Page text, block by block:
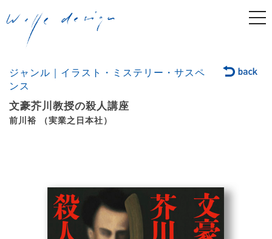
ジャンル｜イラスト・ミステリー・サスペ
ンス
文豪芥川教授の殺人講座
前川裕 （実業之日本社）